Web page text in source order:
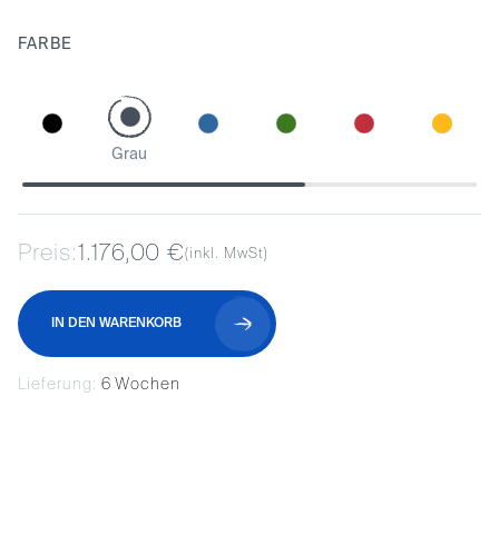
FARBE
Grau
Preis:1.176,00 €(inkl. MwSt)
IN DEN WARENKORB
Lieferung: 6 Wochen